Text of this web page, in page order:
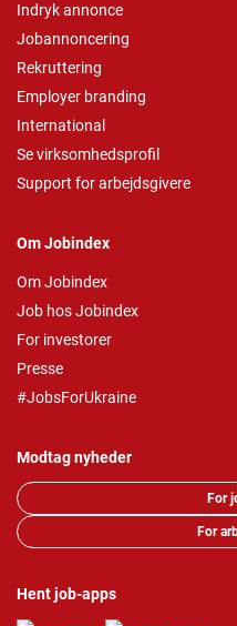
Indryk annonce
Jobannoncering
Rekruttering
Employer branding
International
Se virksomhedsprofil
Support for arbejdsgivere
Om Jobindex
Om Jobindex
Job hos Jobindex
For investorer
Presse
#JobsForUkraine
Modtag nyheder
For
For
Hent job-apps